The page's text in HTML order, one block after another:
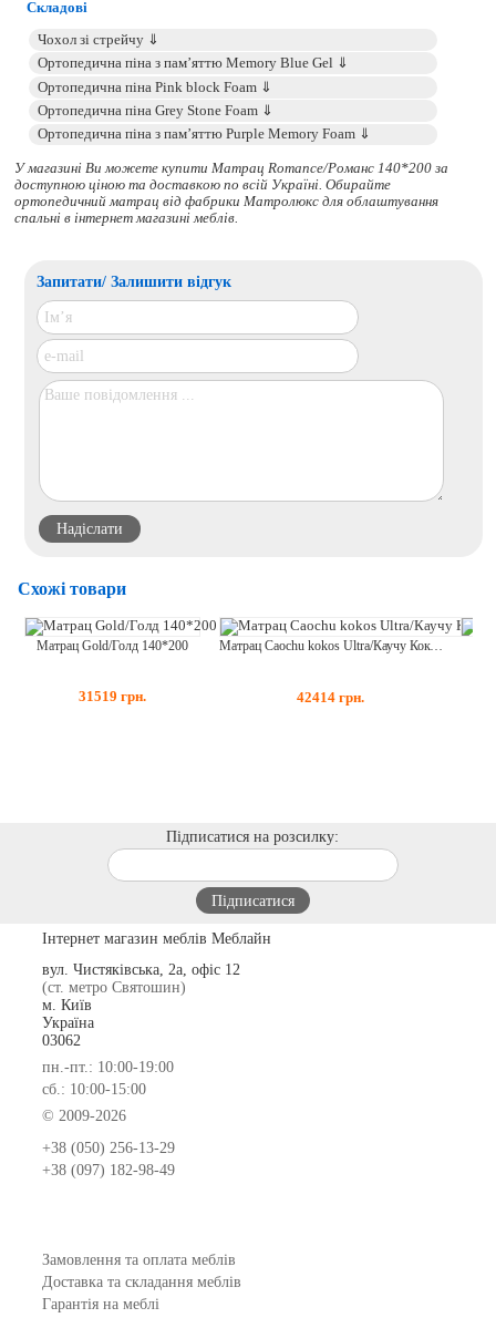
Складові
У магазині Ви можете купити Матрац Romance/Романс 140*200 за
доступною ціною та доставкою по всій Україні. Обирайте
ортопедичний матрацвід фабрики Матролюкс для облаштування
спальні в інтернет магазині меблів.
Запитати/ Залишити відгук
Схожі товари
Матрац Gold/Голд 140*200
31519 грн.
Матрац Caochu kokos Ultra/Каучу Кокос Ультра 140*200
42414 грн.
Підписатися на розсилку:
Інтернет магазин меблів Меблайн
вул. Чистяківська, 2а, офіс 12
(ст. метро Святошин)
м. Київ
Україна
03062
пн.-пт.: 10:00-19:00
сб.: 10:00-15:00
© 2009-2026
+38 (050) 256-13-29
+38 (097) 182-98-49
Замовлення та оплата меблів
Доставка та складання меблів
Гарантія на меблі